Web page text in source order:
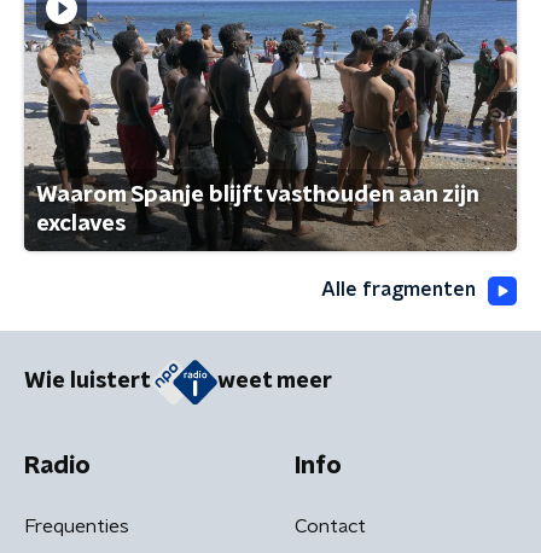
Waarom Spanje blijft vasthouden aan zijn
exclaves
Alle fragmenten
Wie luistert weet meer
Radio
Frequenties
Info
Contact